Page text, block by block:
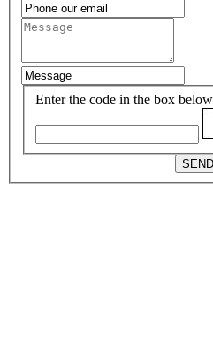
Enter the code in the box below
SEND